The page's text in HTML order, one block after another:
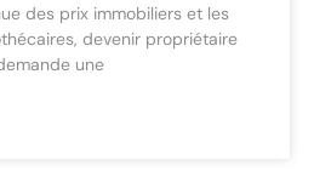
des prix immobiliers et les
devenir propriétaire
une